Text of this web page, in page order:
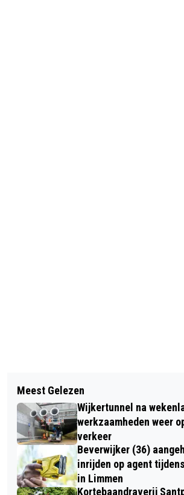
TWEE PERSONEN GEWOND
EENZIJDIG ONGEVAL OP
ASSENDELFT
VERMISTE EN GEVONDEN
DIERENAMBULANCE
EN AMIVEDI 24/03/2025
Meest Gelezen
Wijkertunnel na
werkzaamheden weer
verkeer
Beverwijker (36)
inrijden op agent
in Limmen
Kortebaandraverij